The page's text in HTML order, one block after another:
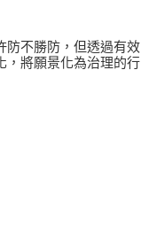
防不勝防，但透過有效
，將願景化為治理的行